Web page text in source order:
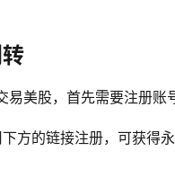
美股，首先需要注册账
下方的链接注册，可获得